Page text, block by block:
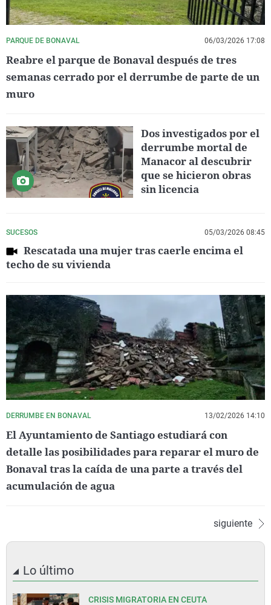
PARQUE DE BONAVAL 06/03/2026 17:08
Reabre el parque de Bonaval después de tres
semanas cerrado por el derrumbe de parte de un
muro
Dos investigados por el
derrumbe mortal de
Manacor al descubrir
que se hicieron obras
sin licencia
SUCESOS 05/03/2026 08:45
Rescatada una mujer tras caerle encima el
techo de su vivienda
DERRUMBE EN BONAVAL 13/02/2026 14:10
El Ayuntamiento de Santiago estudiará con
detalle las posibilidades para reparar el muro de
Bonaval tras la caída de una parte a través del
acumulación de agua
siguiente
Lo último
CRISIS MIGRATORIA EN CEUTA